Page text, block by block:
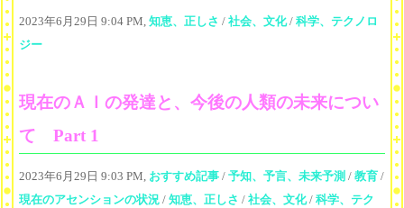
2023年6月29日 9:04 PM, 知恵、正しさ / 社会、文化/ 科学、テクノロ
ジー
現在のＡＩの発達と、今後の人類の未来につい
て Part 1
2023年6月29日 9:03 PM, おすすめ記事 / 予知、予言、未来予測 / 教育 /
現在のアセンションの状況 / 知恵、正しさ / 社会、文化/ 科学、テク